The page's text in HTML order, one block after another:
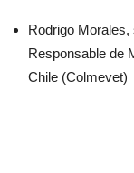
Rodrigo
Responsable de
Chile (Colmevet)